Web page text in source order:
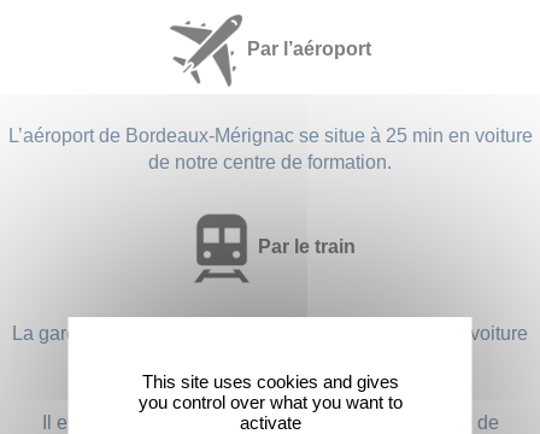
Par l’aéroport
L’aéroport de Bordeaux-Mérignac se situe à 25 min en voiture
de notre centre de formation.
Par le train
La gare de Bordeaux Saint-Jean se situe à 25 min en voiture
Il est possible de se rapprocher via des TER (Gare de
This site uses cookies and gives
you control over what you want to
activate